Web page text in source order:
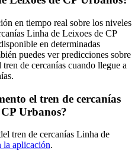
en tiempo real sobre los niveles
Linha de Leixoes de CP
en determinadas
puedes ver predicciones sobre
de cercanías cuando llegue a
el tren de cercanías
Urbanos?
tren de cercanías Linha de
la aplicación.